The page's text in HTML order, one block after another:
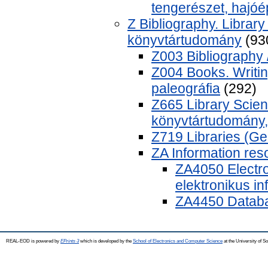
tengerészet,
Z Bibliography.
könyvtártudomány
Z003 Bibliography
Z004 Books.
paleográfia (292)
Z665 Library
Z719 Libraries
ZA Information
ZA4050
elektronikus
ZA4450
REAL-EOD is powered by EPrints 3which is developed by the School of Electronics and Computer Science at the University of